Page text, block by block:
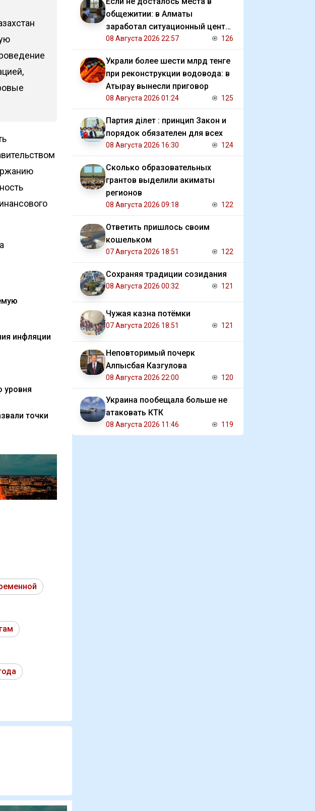
инфляции
уровня
точки
общежитии: в Алматы
заработал ситуационный центр
для студентов
08 Августа 2026 22:57 126
Украли более шести млрд тенге
при реконструкции водовода: в
Атырау вынесли приговор
08 Августа 2026 01:24 125
Партия Әділет : принцип Закон и
порядок обязателен для всех
08 Августа 2026 16:30 124
Сколько образовательных
грантов выделили акиматы
регионов
08 Августа 2026 09:18 122
Ответить пришлось своим
кошельком
07 Августа 2026 18:51 122
Сохраняя традиции созидания
08 Августа 2026 00:32 121
Чужая казна потёмки
07 Августа 2026 18:51 121
Неповторимый почерк
Алпысбая Казгулова
08 Августа 2026 22:00 120
Украина пообещала больше не
атаковать КТК
08 Августа 2026 11:46 119